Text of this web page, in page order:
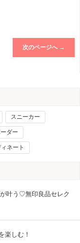
次のページへ →
スニーカー
ダー
ネート
叶う♡無印良品セレク
楽しむ！